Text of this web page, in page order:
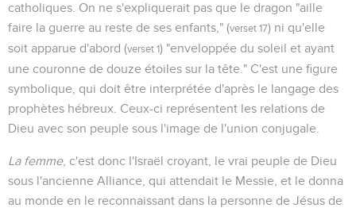
catholiques. On ne s'expliquerait pas que le dragon "aille
faire la guerre au reste de ses enfants," (verset 17) ni qu'elle
soit apparue d'abord (verset 1) "enveloppée du soleil et ayant
une couronne de douze étoiles sur la tête." C'est une figure
symbolique, qui doit être interprétée d'après le langage des
prophètes hébreux. Ceux-ci représentent les relations de
Dieu avec son peuple sous l'image de l'union conjugale.
La femme, c'est donc l'Israël croyant, le vrai peuple de Dieu
sous l'ancienne Alliance, qui attendait le Messie, et le donna
au monde en le reconnaissant dans la personne de Jésus de